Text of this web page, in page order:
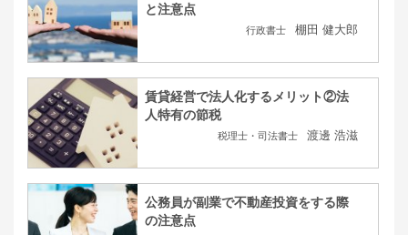
と注意点
行政書士 棚田 健大郎
賃貸経営で法人化するメリット②法
人特有の節税
税理士・司法書士 渡邊 浩滋
公務員が副業で不動産投資をする際
の注意点